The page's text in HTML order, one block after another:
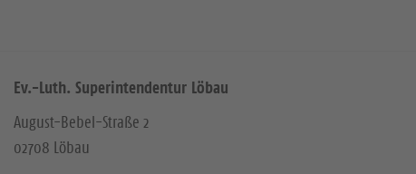
Ev.-Luth. Superintendentur Löbau
August-Bebel-Straße 2
02708 Löbau